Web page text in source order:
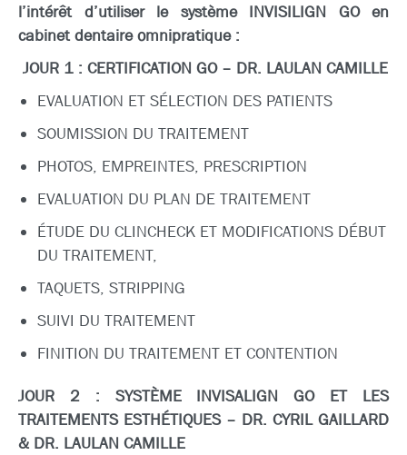
l’intérêt d’utiliser le système INVISILIGN GO en
cabinet dentaire omnipratique :
JOUR 1 : CERTIFICATION GO – DR. LAULAN CAMILLE
EVALUATION ET SÉLECTION DES PATIENTS
SOUMISSION DU TRAITEMENT
PHOTOS, EMPREINTES, PRESCRIPTION
EVALUATION DU PLAN DE TRAITEMENT
ÉTUDE DU CLINCHECK ET MODIFICATIONS DÉBUT
DU TRAITEMENT,
TAQUETS, STRIPPING
SUIVI DU TRAITEMENT
FINITION DU TRAITEMENT ET CONTENTION
JOUR 2 : SYSTÈME INVISALIGN GO ET LES
TRAITEMENTS ESTHÉTIQUES – DR. CYRIL GAILLARD
& DR. LAULAN CAMILLE